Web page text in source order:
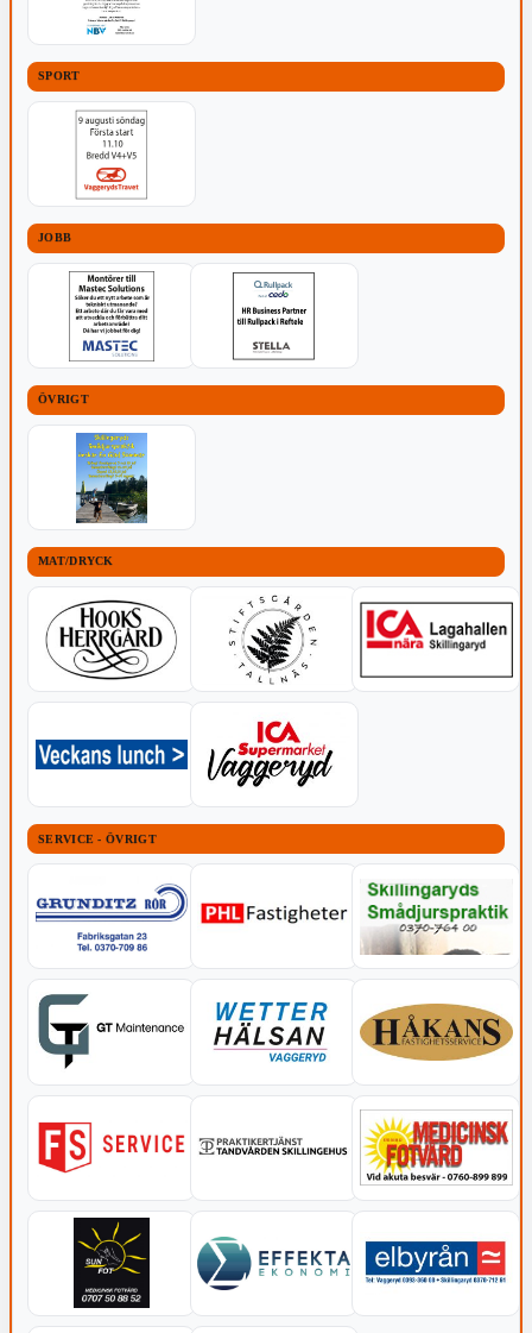
SPORT
JOBB
ÖVRIGT
MAT/DRYCK
SERVICE - ÖVRIGT